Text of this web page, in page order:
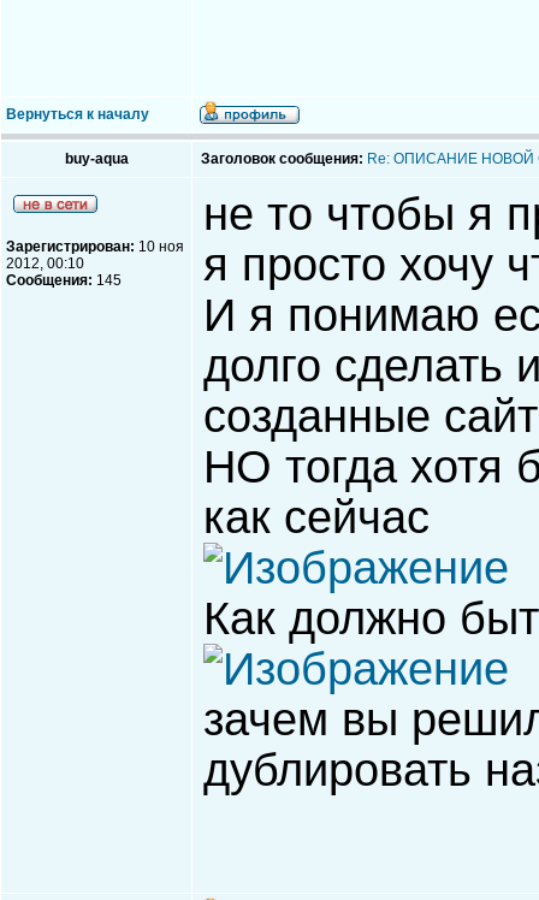
Вернуться к началу
buy-aqua Заголовок сообщения: Re: ОПИСАНИЕ
Зарегистрирован: 10 ноя
2012, 00:10
Сообщения: 145
не то чтобы я
я просто хочу
И я понимаю
долго сделать
созданные
НО тогда хотя
как сейчас
Как должно
зачем вы
дублировать